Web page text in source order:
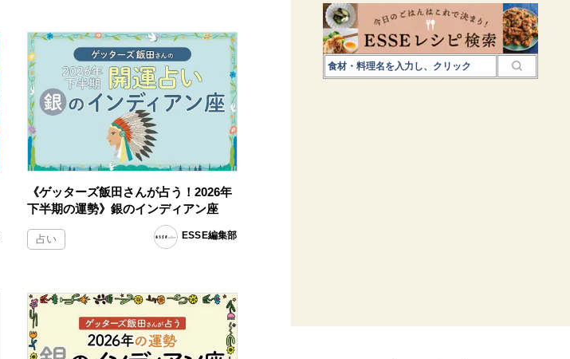
《ゲッターズ飯田さんが占う！2026年
下半期の運勢》銀のインディアン座
占い ESSE編集部